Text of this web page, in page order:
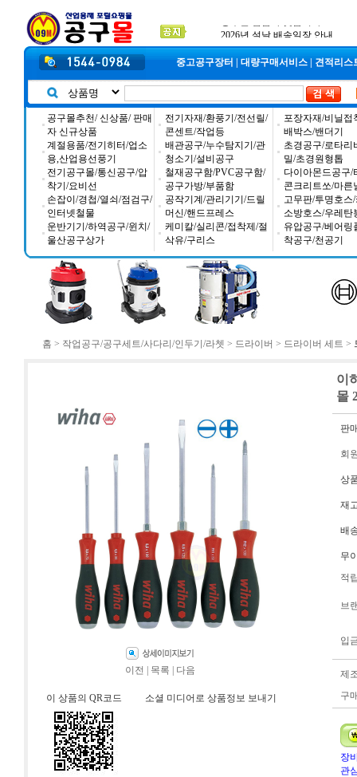
공구몰 입금자 찾습니다
중고공구장터 대량구매서비스 견적리스
공구몰추천/ 신상품/ 판매
자 신규상품
계절용품/전기히터/업소
용,산업용선풍기
전기공구몰/통신공구/압
착기/요비선
손잡이/경첩/열쇠/점검구/
인터넷철물
운반기기/하역공구/윈치/
울산공구상가
전기자재/환풍기/전선릴/
콘센트/작업등
배관공구/누수탐지기/관
청소기/설비공구
철재공구함/PVC공구함/
공구가방/부품함
공작기계/관리기기/드릴
머신/핸드프레스
케미칼/실리콘/접착제/절
삭유/구리스
포장자재/비닐접
배박스/밴더기
초경공구/로타리
밀/초경원형톱
다이아몬드공구/
콘크리트쏘/마른
고무판/투명호스
소방호스/우레탄
유압공구/베어링
착공구/천공기
홈 > 작업공구/공구세트/사다리/인두기/라쳇 > 드라이버 > 드라이버 세트 >
이전 목록 다음
이 상품의 QR코드 소셜 미디어로 상품정보 보내기
이
몰
판
회
상
재
배
무
적
브
입
제
구
장
관